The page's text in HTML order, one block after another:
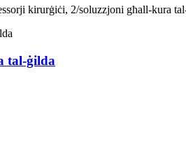
kirurġiċi, 2/soluzzjoni għall-kura
tal-ġilda